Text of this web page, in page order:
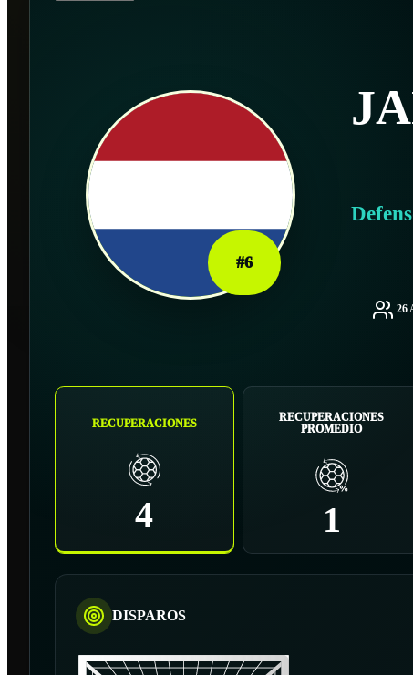
#6
26
RECUPERACIONES
4
RECUPERACIONES
PROMEDIO
1
DISPAROS